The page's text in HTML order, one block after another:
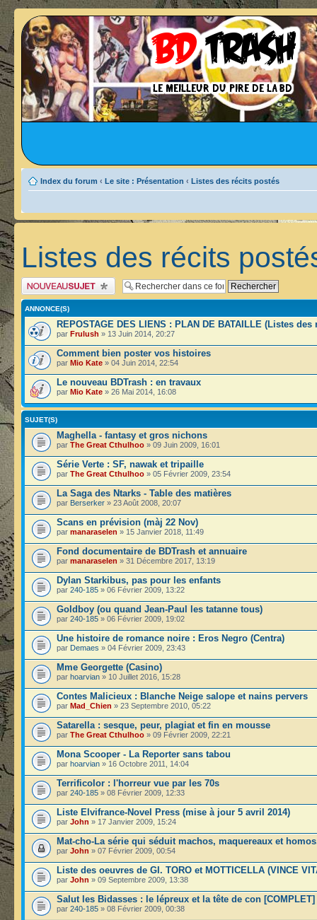
Index du forum ‹ Le site : Présentation ‹ Listes des récits postés
Listes des récits
Publier un nouveau sujet
ANNONCE(S)
REPOSTAGE DES LIENS : PLAN DE BATAILLE (Listes des
par Frulush » 13 Juin 2014, 20:27
Comment bien poster vos histoires
par Mio Kate » 04 Juin 2014, 22:54
Le nouveau BDTrash : en travaux
par Mio Kate » 26 Mai 2014, 16:08
SUJET(S)
Maghella - fantasy et gros nichons
par The Great Cthulhoo » 09 Juin 2009, 16:01
Série Verte : SF, nawak et tripaille
par The Great Cthulhoo » 05 Février 2009, 23:54
La Saga des Ntarks - Table des matières
par Berserker » 23 Août 2008, 20:07
Scans en prévision (màj 22 Nov)
par manaraselen » 15 Janvier 2018, 11:49
Fond documentaire de BDTrash et annuaire
par manaraselen » 31 Décembre 2017, 13:19
Dylan Starkibus, pas pour les enfants
par 240-185 » 06 Février 2009, 13:22
Goldboy (ou quand Jean-Paul les tatanne tous)
par 240-185 » 06 Février 2009, 19:02
Une histoire de romance noire : Eros Negro (Centra)
par Demaes » 04 Février 2009, 23:43
Mme Georgette (Casino)
par hoarvian » 10 Juillet 2016, 15:28
Contes Malicieux : Blanche Neige salope et nains pervers
par Mad_Chien » 23 Septembre 2010, 05:22
Satarella : sesque, peur, plagiat et fin en mousse
par The Great Cthulhoo » 09 Février 2009, 22:21
Mona Scooper - La Reporter sans tabou
par hoarvian » 16 Octobre 2011, 14:04
Terrificolor : l'horreur vue par les 70s
par 240-185 » 08 Février 2009, 12:33
Liste Elvifrance-Novel Press (mise à jour 5 avril 2014)
par John » 17 Janvier 2009, 15:24
Mat-cho-La série qui séduit machos, maquereaux et
par John » 07 Février 2009, 00:54
Liste des oeuvres de GI. TORO et MOTTICELLA (VINCE
par John » 09 Septembre 2009, 13:38
Salut les Bidasses : le lépreux et la tête de con [COMPLET]
par 240-185 » 08 Février 2009, 00:38